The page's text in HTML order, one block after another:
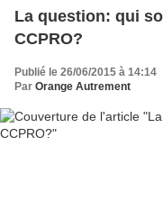
La question: qui
CCPRO?
Publié le 26/06/2015 à 14:14
Par Orange Autrement